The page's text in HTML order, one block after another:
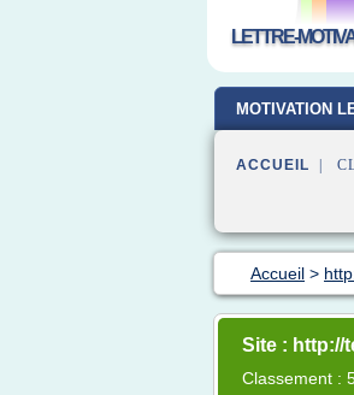
LETTRE-
MOTIVATION
ACCUEIL |
Accueil >
Site : http://
Classement :